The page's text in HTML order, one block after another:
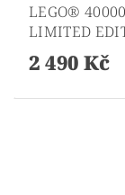
LEGO®
LIMITED
2 490 Kč